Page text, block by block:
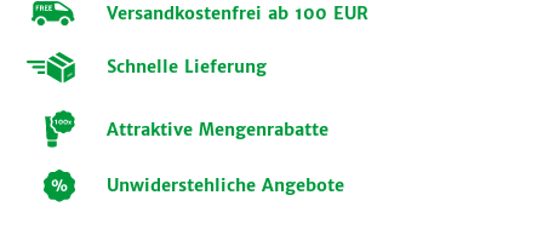
Versandkostenfrei ab 100 EUR
Schnelle Lieferung
Attraktive Mengenrabatte
Unwiderstehliche Angebote